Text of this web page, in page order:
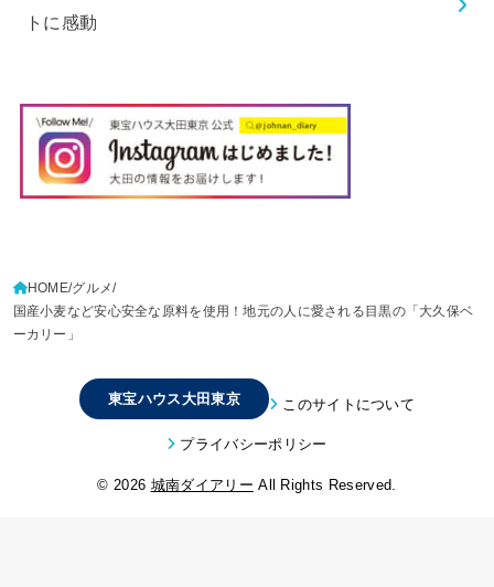
トに感動
HOME グルメ
国産小麦など安心安全な原料を使用！地元の人に愛される目黒の「大久保ベ
ーカリー」
東宝ハウス大田東京 このサイトについて
プライバシーポリシー
© 2026 城南ダイアリー All Rights Reserved.